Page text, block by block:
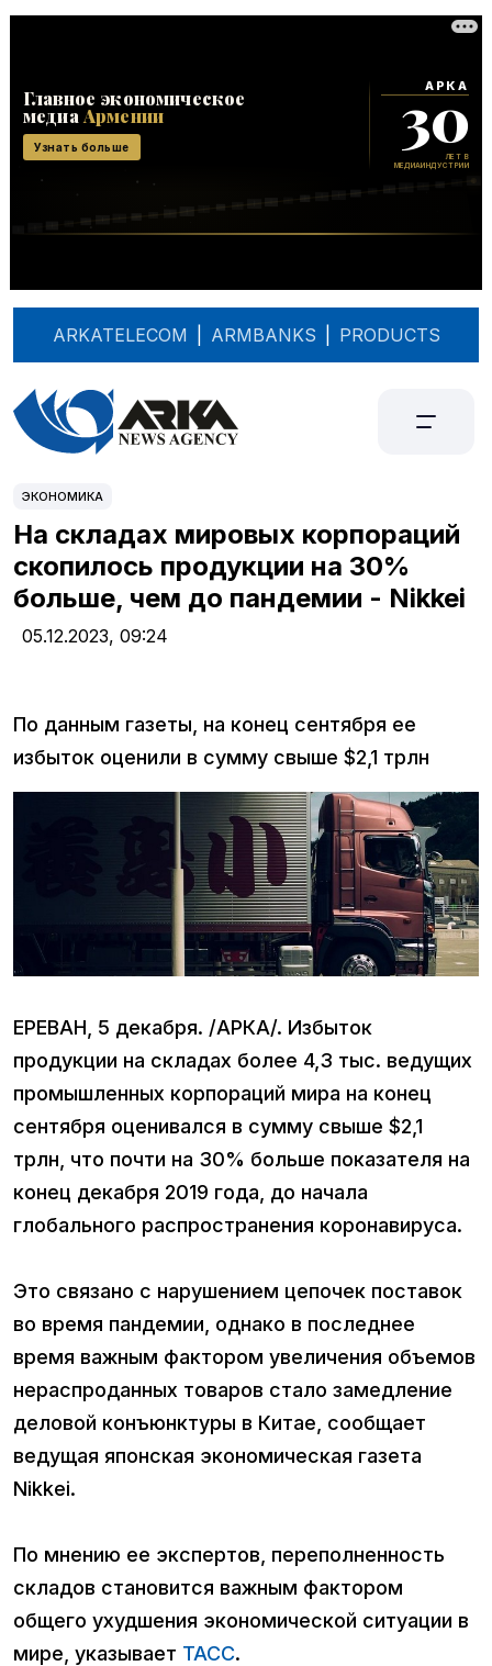
ARKATELECOM ARMBANKS PRODUCTS
ЭКОНОМИКА
На складах мировых корпораций
скопилось продукции на 30%
больше, чем до пандемии - Nikkei
05.12.2023, 09:24
По данным газеты, на конец сентября ее
избыток оценили в сумму свыше $2,1 трлн
ЕРЕВАН, 5 декабря. /АРКА/. Избыток
продукции на складах более 4,3 тыс. ведущих
промышленных корпораций мира на конец
сентября оценивался в сумму свыше $2,1
трлн, что почти на 30% больше показателя на
конец декабря 2019 года, до начала
глобального распространения коронавируса.
Это связано с нарушением цепочек поставок
во время пандемии, однако в последнее
время важным фактором увеличения объемов
нераспроданных товаров стало замедление
деловой конъюнктуры в Китае, сообщает
ведущая японская экономическая газета
Nikkei.
По мнению ее экспертов, переполненность
складов становится важным фактором
общего ухудшения экономической ситуации в
мире, указывает ТАСС.